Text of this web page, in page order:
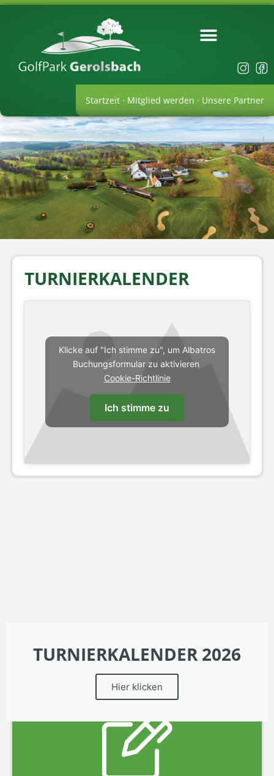
Startzeit · Mitglied werden · Unsere Partner
TURNIERKALENDER
Klicke auf "Ich stimme zu", um Albatros
Buchungsformular zu aktivieren
Cookie-Richtlinie
Ich stimme zu
TURNIERKALENDER 2026
Hier klicken